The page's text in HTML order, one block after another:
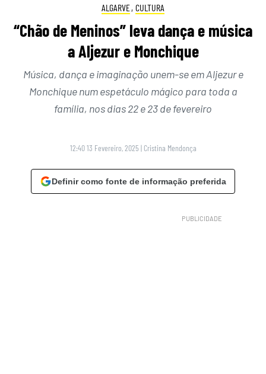
ALGARVE, CULTURA
“Chão de Meninos” leva dança e música
a Aljezur e Monchique
Música, dança e imaginação unem-se em Aljezur e
Monchique num espetáculo mágico para toda a
família, nos dias 22 e 23 de fevereiro
12:40 13 Fevereiro, 2025 | Cristina Mendonça
Definir como fonte de informação preferida